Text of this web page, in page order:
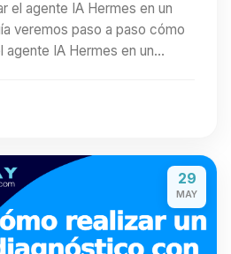
el agente IA Hermes en un
veremos paso a paso cómo
agente IA Hermes en un…
29
MAY